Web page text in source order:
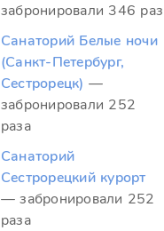
забронировали 346 раз
Санаторий Белые ночи
(Санкт-Петербург,
Сестрорецк) —
забронировали 252
раза
Санаторий
Сестрорецкий курорт
— забронировали 252
раза